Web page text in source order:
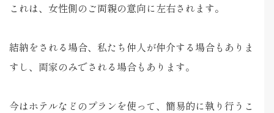
これは、女性側のご両親の意向に左右されます。
結納をされる場合、私たち仲人が仲介する場合もありま
すし、両家のみでされる場合もあります。
今はホテルなどのプランを使って、簡易的に執り行うこ